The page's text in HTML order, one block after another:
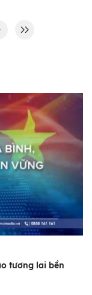
tương lai bền